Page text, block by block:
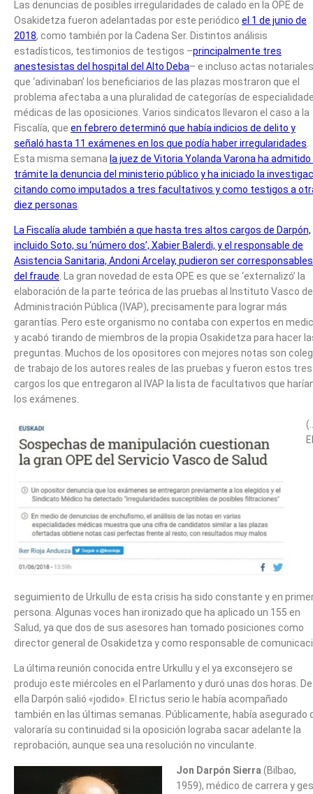
Las denuncias de posibles irregularidades de calado en la OPE de
Osakidetza fueron adelantadas por este periódico el 1 de junio de
2018, como también por la Cadena Ser. Distintos análisis
estadísticos, testimonios de testigos –principalmente tres
anestesistas del hospital del Alto Deba– e incluso actas notariales
que ‘adivinaban’ los beneficiarios de las plazas mostraron que el
problema afectaba a una pluralidad de categorías de
médicas de las oposiciones. Varios sindicatos llevaron el caso a la
Fiscalía, que en febrero determinó que había indicios de delito y
señaló hasta 11 exámenes en los que podía haber irregularidades
Esta misma semana la juez de Vitoria Yolanda Varona ha admitido
trámite la denuncia del ministerio público y ha iniciado la
citando como imputados a tres facultativos y como testigos a
diez personas
La Fiscalía alude también a que hasta tres altos cargos de Darpón,
incluido Soto, su ‘número dos’, Xabier Balerdi, y el responsable de
Asistencia Sanitaria, Andoni Arcelay, pudieron ser corresponsables
del fraude . La gran novedad de esta OPE es que se ‘externalizó’ la
elaboración de la parte teórica de las pruebas al Instituto Vasco de
Administración Pública (IVAP), precisamente para lograr más
garantías. Pero este organismo no contaba con expertos en
y acabó tirando de miembros de la propia Osakidetza para hacer
preguntas. Muchos de los opositores con mejores notas son
de trabajo de los autores reales de las pruebas y fueron estos tres
cargos los que entregaron al IVAP la lista de facultativos que
los exámenes.
El
seguimiento de Urkullu de esta crisis ha sido constante y en
persona. Algunas voces han ironizado que ha aplicado un 155 en
Salud, ya que dos de sus asesores han tomado posiciones como
director general de Osakidetza y como responsable de
La última reunión conocida entre Urkullu y el ya exconsejero se
produjo este miércoles en el Parlamento y duró unas dos horas. De
ella Darpón salió «jodido». El rictus serio le había acompañado
también en las últimas semanas. Públicamente, había asegurado
valoraría su continuidad si la oposición lograba sacar adelante la
reprobación, aunque sea una resolución no vinculante.
Jon Darpón Sierra (Bilbao,
1959), médico de carrera y